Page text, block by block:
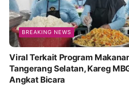
BREAKING NEWS
Viral Terkait Program
Tangerang Selatan, Kareg
Angkat Bicara